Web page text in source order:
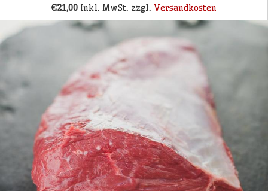
€21,00 Inkl. MwSt. zzgl. Versandkosten